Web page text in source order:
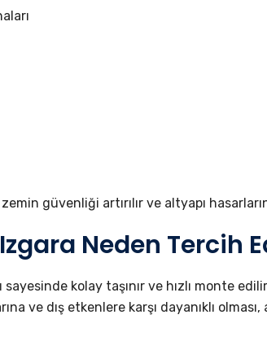
güvenliği artırılır ve altyapı
Neden Tercih
sayesinde kolay taşınır ve hızlı monte
ve dış etkenlere karşı dayanıklı